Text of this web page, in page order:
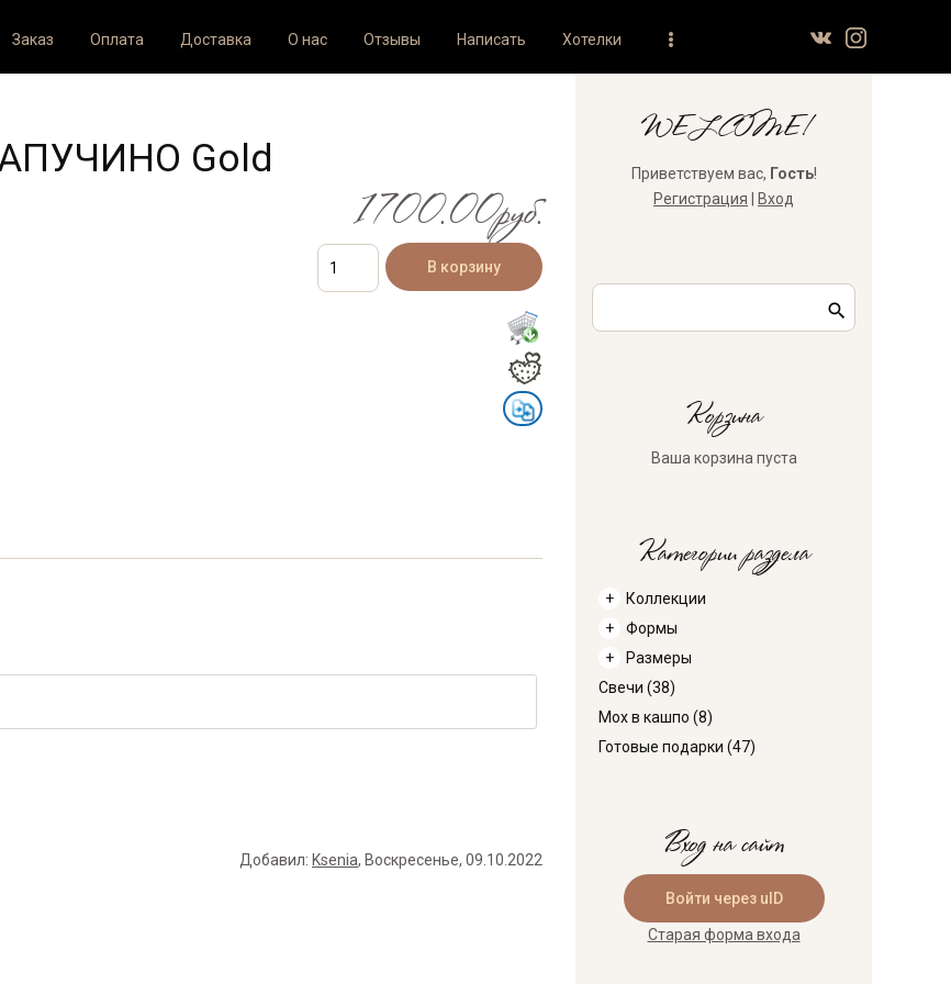
Заказ Оплата Доставка О нас Отзывы Написать Хотелки
Gold
1700.00руб.
Добавил: Ksenia, Воскресенье, 09.10.2022
WELCOME!
Приветствуем вас, Гость!
Регистрация
Вход
Корзина
Ваша корзина пуста
Категории раздела
Коллекции
Формы
Размеры
Свечи (38)
Мох в кашпо (8)
Готовые подарки (47)
Вход на сайт
Войти через uID
Старая форма входа